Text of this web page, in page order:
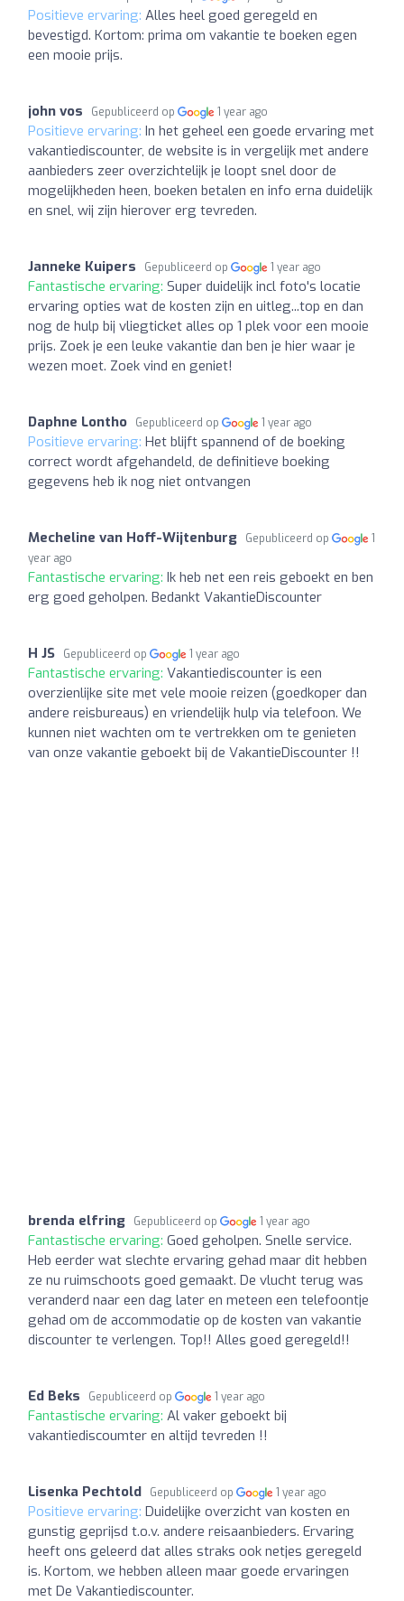
Positieve ervaring: Alles heel goed geregeld en
bevestigd. Kortom: prima om vakantie te boeken egen
een mooie prijs.
john vos Gepubliceerd op 1 year ago
Positieve ervaring: In het geheel een goede ervaring met
vakantiediscounter, de website is in vergelijk met andere
aanbieders zeer overzichtelijk je loopt snel door de
mogelijkheden heen, boeken betalen en info erna duidelijk
en snel, wij zijn hierover erg tevreden.
Janneke Kuipers Gepubliceerd op 1 year ago
Fantastische ervaring: Super duidelijk incl foto's locatie
ervaring opties wat de kosten zijn en uitleg...top en dan
nog de hulp bij vliegticket alles op 1 plek voor een mooie
prijs. Zoek je een leuke vakantie dan ben je hier waar je
wezen moet. Zoek vind en geniet!
Daphne Lontho Gepubliceerd op 1 year ago
Positieve ervaring: Het blijft spannend of de boeking
correct wordt afgehandeld, de definitieve boeking
gegevens heb ik nog niet ontvangen
Mecheline van Hoff-Wijtenburg Gepubliceerd op
1
year ago
Fantastische ervaring: Ik heb net een reis geboekt en ben
erg goed geholpen. Bedankt VakantieDiscounter
H JS Gepubliceerd op 1 year ago
Fantastische ervaring: Vakantiediscounter is een
overzienlijke site met vele mooie reizen (goedkoper dan
andere reisbureaus) en vriendelijk hulp via telefoon. We
kunnen niet wachten om te vertrekken om te genieten
van onze vakantie geboekt bij de VakantieDiscounter !!
brenda elfring Gepubliceerd op 1 year ago
Fantastische ervaring: Goed geholpen. Snelle service.
Heb eerder wat slechte ervaring gehad maar dit hebben
ze nu ruimschoots goed gemaakt. De vlucht terug was
veranderd naar een dag later en meteen een telefoontje
gehad om de accommodatie op de kosten van vakantie
discounter te verlengen. Top!! Alles goed geregeld!!
Ed Beks Gepubliceerd op 1 year ago
Fantastische ervaring: Al vaker geboekt bij
vakantiediscoumter en altijd tevreden !!
Lisenka Pechtold Gepubliceerd op 1 year ago
Positieve ervaring: Duidelijke overzicht van kosten en
gunstig geprijsd t.o.v. andere reisaanbieders. Ervaring
heeft ons geleerd dat alles straks ook netjes geregeld
is. Kortom, we hebben alleen maar goede ervaringen
met De Vakantiediscounter.